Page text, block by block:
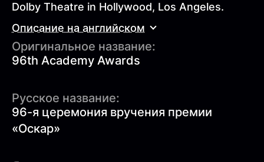
Dolby Theatre in Hollywood, Los Angeles.
Описание на английском
Оригинальное название:
96th Academy Awards
Русское название:
96-я церемония вручения премии
«Оскар»